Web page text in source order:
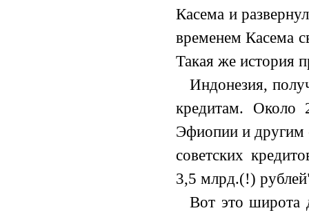
Касема и
временем Касема
Такая же история
Индонезия,
кредитам. Около
Эфиопии и другим
советских
3,5 млрд.(!)
Вот это широта